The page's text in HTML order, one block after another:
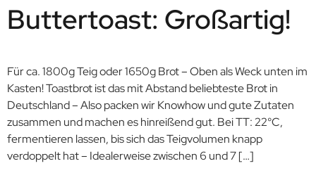
Buttertoast: Großartig!
Für ca. 1800g Teig oder 1650g Brot – Oben als Weck unten im
Kasten! Toastbrot ist das mit Abstand beliebteste Brot in
Deutschland – Also packen wir Knowhow und gute Zutaten
zusammen und machen es hinreißend gut. Bei TT: 22°C,
fermentieren lassen, bis sich das Teigvolumen knapp
verdoppelt hat – Idealerweise zwischen 6 und 7 […]